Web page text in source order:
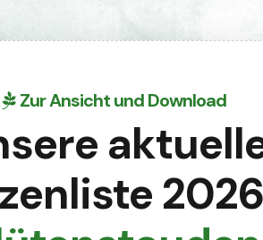
Zur Ansicht und Download